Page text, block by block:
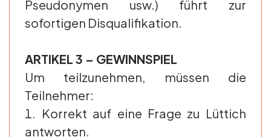
Pseudonymen usw.) führt zur
sofortigen Disqualifikation.
ARTIKEL 3 – GEWINNSPIEL
Um teilzunehmen, müssen die
Teilnehmer:
Korrekt auf eine Frage zu Lüttich
antworten.